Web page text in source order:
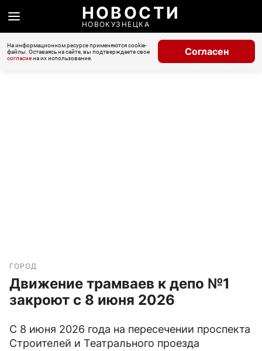
НОВОСТИ
НОВОКУЗНЕЦКА
На информационном ресурсе применяются cookie-
файлы. Оставаясь на сайте, вы подтверждаете свое
согласиена их использование.
Согласен
ГОРОД
Движение трамваев к депо №1
закроют с 8 июня 2026
С 8 июня 2026 года на пересечении проспекта
Строителей и Театрального проезда